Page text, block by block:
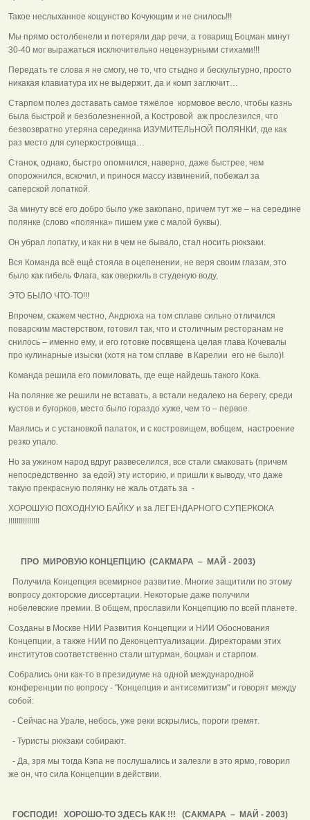
Такое неслыханное кощунство Кочующим и не снилось!!!
Мы прямо остолбенели и потеряли дар речи, а товарищ Боцман минут
30-40 мог выражаться исключительно нецензурными стихами!!!
Передать те слова я не смогу, не то, что стыдно и бескультурно, просто
никакая клавиатура их не выдержит, да и комп заглючит…
Старпом полез доставать самое тяжёлое кормовое весло, чтобы казнь
была быстрой и безболезненной, а Костровой аж прослезился, что
безвозвратно утеряна серединка ИЗУМИТЕЛЬНОЙ ПОЛЯНКИ, где как
раз место для суперкостровища…
Станок, однако, быстро опомнился, наверно, даже быстрее, чем
опорожнился, вскочил, и принося массу извинений, побежал за
саперской лопаткой.
За минуту всё его добро было уже закопано, причем тут же – на середине
полянке (слово «полянка» пишем уже с малой буквы).
Он убрал лопатку, и как ни в чем не бывало, стал носить рюкзаки.
Вся Команда всё ещё стояла в оцепенении, не веря своим глазам, это
было как гибель Флага, как оверкиль в студеную воду,
ЭТО БЫЛО ЧТО-ТО!!!
Впрочем, скажем честно, Андрюха на том сплаве сильно отличился
поварским мастерством, готовил так, что и столичным ресторанам не
снилось – именно ему, и его готовке посвящена целая глава Кочевалы
про кулинарные изыски (хотя на том сплаве в Карелии его не было)!
Команда решила его помиловать, где еще найдешь такого Кока.
На полянке же решили не вставать, а встали недалеко на берегу, среди
кустов и бугорков, место было гораздо хуже, чем то – первое.
Маялись и с установкой палаток, и с костровищем, вобщем, настроение
резко упало.
Но за ужином народ вдруг развеселился, все стали смаковать (причем
непосредственно за едой) эту историю, и пришли к выводу, что даже
такую прекрасную полянку не жаль отдать за -
ХОРОШУЮ ПОХОДНУЮ БАЙКУ и за ЛЕГЕНДАРНОГО СУПЕРКОКА
!!!!!!!!!!!!!!!
ПРО МИРОВУЮ КОНЦЕПЦИЮ (САКМАРА – МАЙ - 2003)
Получила Концепция всемирное развитие. Многие защитили по этому
вопросу докторские диссертации. Некоторые даже получили
нобелевские премии. В общем, прославили Концепцию по всей планете.
Созданы в Москве НИИ Развития Концепции и НИИ Обоснования
Концепции, а также НИИ по Деконцептуализации. Директорами этих
институтов соответственно стали штурман, боцман и старпом.
Собрались они как-то в президиуме на одной международной
конференции по вопросу - "Концепция и антисемитизм" и говорят между
собой:
- Сейчас на Урале, небось, уже реки вскрылись, пороги гремят.
- Туристы рюкзаки собирают.
- Да, зря мы тогда Кэпа не послушались и залезли в это ярмо, говорил
же он, что сила Концепции в действии.
ГОСПОДИ! ХОРОШО-ТО ЗДЕСЬ КАК !!! (САКМАРА – МАЙ - 2003)